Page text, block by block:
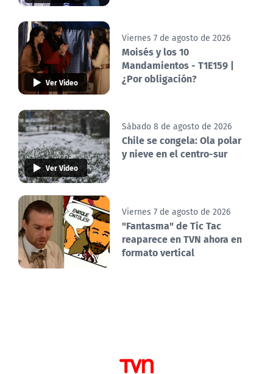
Ver Video
Viernes 7 de agosto de 2026
Moisés y los 10
Mandamientos - T1E159 |
¿Por obligación?
Ver Video
Sábado 8 de agosto de 2026
Chile se congela: Ola polar
y nieve en el centro-sur
Viernes 7 de agosto de 2026
"Fantasma" de Tic Tac
reaparece en TVN ahora en
formato vertical